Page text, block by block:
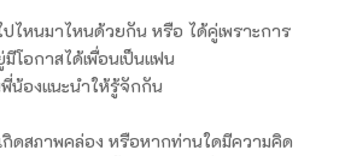
ไหนมาไหนด้วยกัน หรือ ได้คู่เพราะการ
โอกาสได้เพื่อนเป็นแฟน
น้องแนะนำให้รู้จักกัน
กิดสภาพคล่อง หรือหากท่านใดมีความคิด